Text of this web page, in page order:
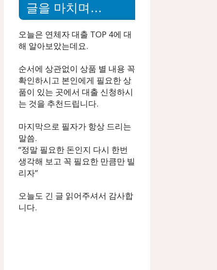
글을 마치며…
오늘은 연체자 대출 TOP 4에 대
해 알아보았는데요.
순서에 상관없이 상품 별 내용 꼭
확인하시고 본인에게 필요한 상
품이 있는 곳에서 대출 신청하시
는 것을 추천드립니다.
마지막으로 필자가 항상 드리는
말씀.
“정말 필요한 돈인지 다시 한번
생각해 보고 꼭 필요한 만큼만 빌
리자”
오늘도 긴 글 읽어주셔서 감사합
니다.